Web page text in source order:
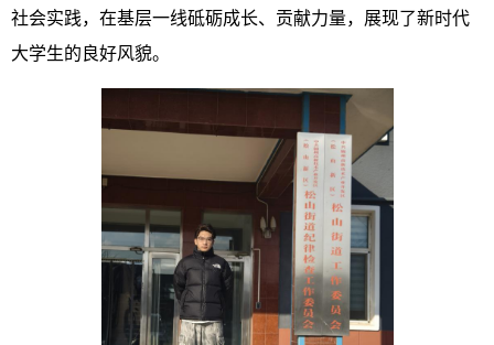
社会实践，在基层一线砥砺成长、贡献力量，展现了新时代
大学生的良好风貌。